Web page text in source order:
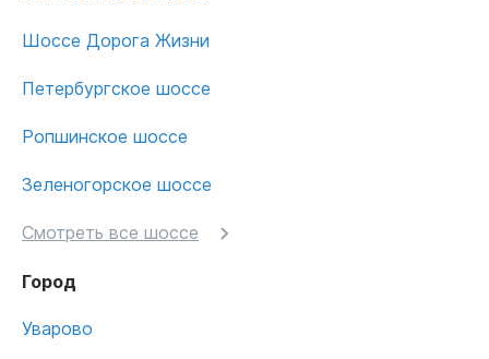
Шоссе Дорога Жизни
Петербургское шоссе
Ропшинское шоссе
Зеленогорское шоссе
Смотреть все шоссе
Город
Уварово